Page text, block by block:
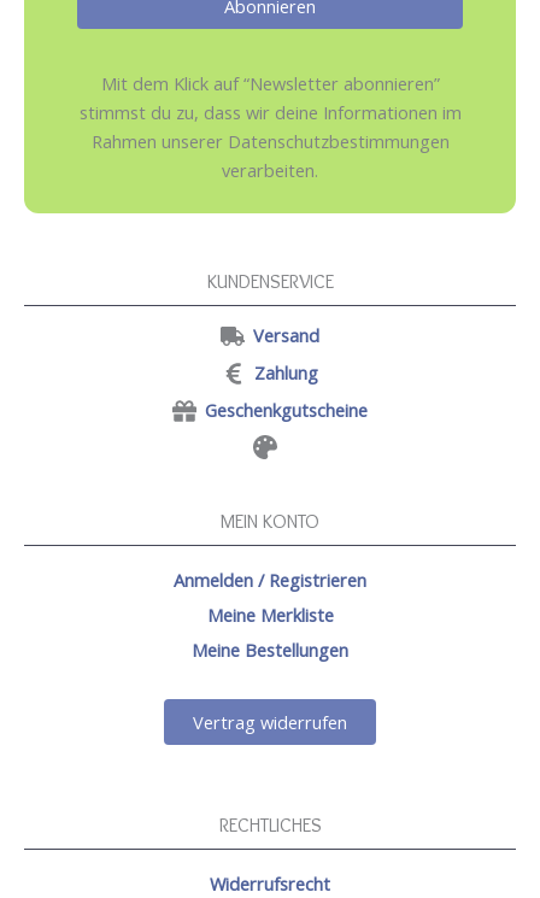
Mit dem Klick auf “Newsletter abonnieren”
stimmst du zu, dass wir deine Informationen im
Rahmen unserer Datenschutzbestimmungen
verarbeiten.
KUNDENSERVICE
Versand
Zahlung
Geschenkgutscheine
MEIN KONTO
Anmelden / Registrieren
Meine Merkliste
Meine Bestellungen
Vertrag widerrufen
RECHTLICHES
Widerrufsrecht